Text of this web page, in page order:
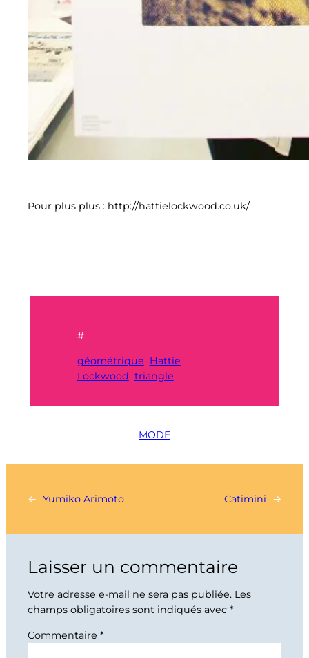
Pour plus plus : http://hattielockwood.co.uk/
#
géométrique Hattie
Lockwood triangle
MODE
← Yumiko Arimoto Catimini →
Laisser un commentaire
Votre adresse e-mail ne sera pas publiée. Les
champs obligatoires sont indiqués avec *
Commentaire *